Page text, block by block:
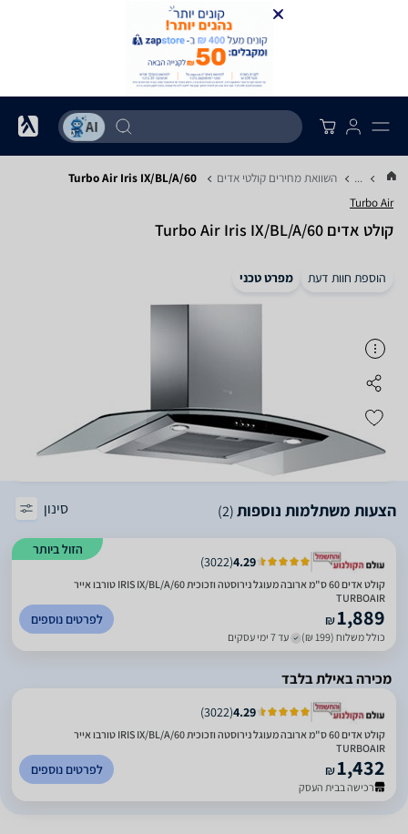
... השוואת מחירים קולטי אדים Turbo Air Iris IX/BL/A/60
Turbo Air
קולט אדים Turbo Air Iris IX/BL/A/60
הוספת חוות דעת מפרט טכני
הצעות משתלמות נוספות(2) סינון
הזול ביותר
4.29
(
3022
)
קולט אדים 60 ס"מ ארובה מעוגל נירוסטה וזכוכית IRIS IX/BL/A/60 טורבו אייר
TURBOAIR
₪1,889
כולל משלוח (199 ₪) עד 7 ימי עסקים
לפרטים נוספים
מכירה באילת בלבד
4.29
(
3022
)
קולט אדים 60 ס"מ ארובה מעוגל נירוסטה וזכוכית IRIS IX/BL/A/60 טורבו אייר
TURBOAIR
₪1,432
רכישה בבית העסק
לפרטים נוספים